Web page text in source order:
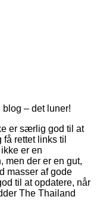
– det luner!
er særlig god til at
rettet links til
er en
men der er en gut,
masser af gode
til at opdatere, når
The Thailand